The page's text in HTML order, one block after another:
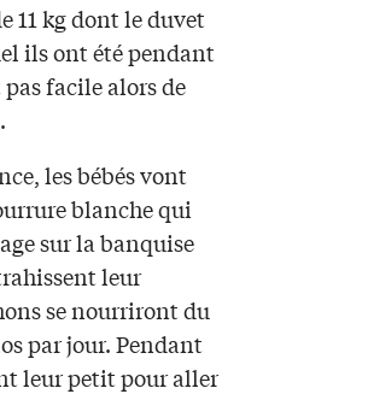
11 kg dont le duvet
ils ont été pendant
facile alors de
les bébés vont
blanche qui
sur la banquise
leur
se nourriront du
par jour. Pendant
leur petit pour aller